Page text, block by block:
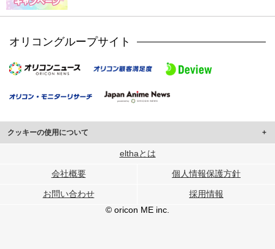
オリコングループサイト
クッキーの使用について
このサイトでは Cookie を使用して、ユーザーに合わせたコンテンツや広告の
行っています。
メディアや広告配信、データ解析の各パートナーに提供しています。
各パートナーは、この情報とユーザーが各パートナーに提供した他の情報や、
ユーザーが各パートナーのサービスを使用したときに収集した他の情報を組み
elthaとは
会社概要 個人情報保護方針
お問い合わせ
採用情報
© oricon ME inc.